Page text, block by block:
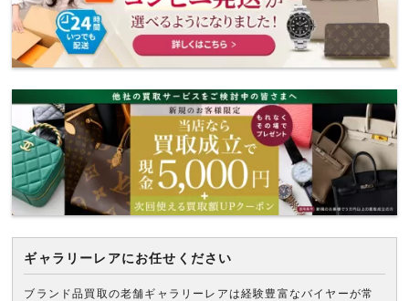
ギャラリーレアにお任せください
ブランド品買取の老舗ギャラリーレアは経験豊富なバイヤーが常